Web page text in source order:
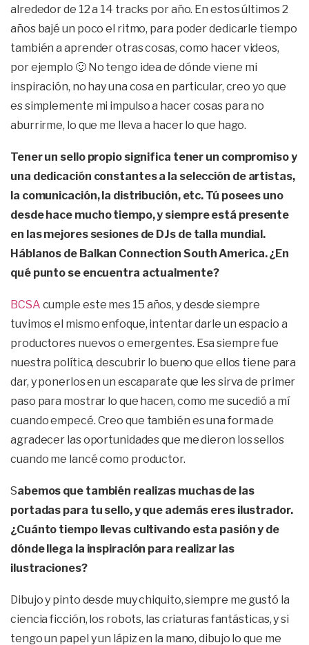
alrededor de 12 a 14 tracks por año. En estos últimos 2
años bajé un poco el ritmo, para poder dedicarle tiempo
también a aprender otras cosas, como hacer videos,
por ejemplo 🙂 No tengo idea de dónde viene mi
inspiración, no hay una cosa en particular, creo yo que
es simplemente mi impulso a hacer cosas para no
aburrirme, lo que me lleva a hacer lo que hago.
Tener un sello propio significa tener un compromiso y
una dedicación constantes a la selección de artistas,
la comunicación, la distribución, etc. Tú posees uno
desde hace mucho tiempo, y siempre está presente
en las mejores sesiones de DJs de talla mundial.
Háblanos de Balkan Connection South America. ¿En
qué punto se encuentra actualmente?
BCSA cumple este mes 15 años, y desde siempre
tuvimos el mismo enfoque, intentar darle un espacio a
productores nuevos o emergentes. Esa siempre fue
nuestra política, descubrir lo bueno que ellos tiene para
dar, y ponerlos en un escaparate que les sirva de primer
paso para mostrar lo que hacen, como me sucedió a mí
cuando empecé. Creo que también es una forma de
agradecer las oportunidades que me dieron los sellos
cuando me lancé como productor.
Sabemos que también realizas muchas de las
portadas para tu sello, y que además eres ilustrador.
¿Cuánto tiempo llevas cultivando esta pasión y de
dónde llega la inspiración para realizar las
ilustraciones?
Dibujo y pinto desde muy chiquito, siempre me gustó la
ciencia ficción, los robots, las criaturas fantásticas, y si
tengo un papel y un lápiz en la mano, dibujo lo que me